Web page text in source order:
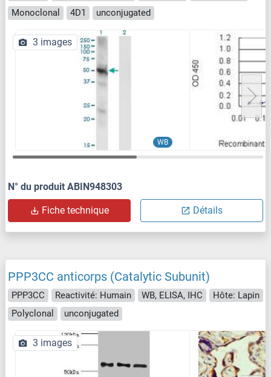
Monoclonal
4D1 unconjugated
WB
3 images
N° du produit ABIN948303
Fiche technique Détails
PPP3CC anticorps (Catalytic Subunit)
PPP3CC Reactivité: Humain WB, ELISA, IHC
Hôte: Lapin
Polyclonal
unconjugated
3 images